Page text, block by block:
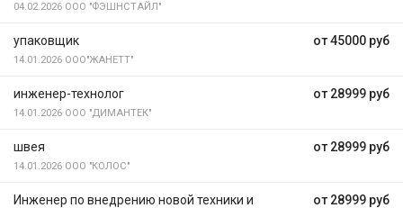
04.02.2026 ООО "ФЭШНСТАЙЛ"
от 45000 руб
упаковщик
14.01.2026 ООО"ЖАНЕТТ"
от 28999 руб
инженер-технолог
14.01.2026 ООО "ДИМАНТЕК"
от 28999 руб
швея
14.01.2026 ООО "КОЛОС"
от 28999 руб
Инженер по внедрению новой техники и